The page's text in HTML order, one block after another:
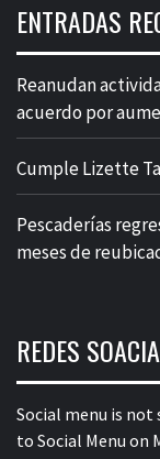
ENTRADAS
Reanudan
acuerdo por
Cumple Lizette
Pescaderías
meses de
REDES
Social menu is not
to Social Menu on